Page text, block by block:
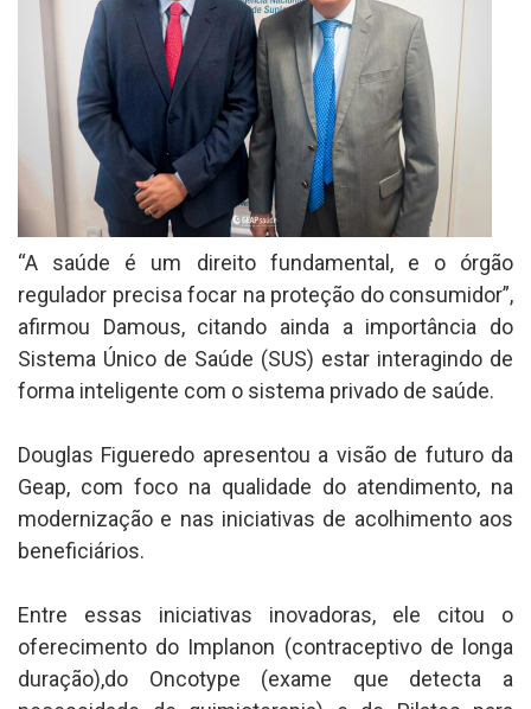
“A saúde é um direito fundamental, e o órgão
regulador precisa focar na proteção do consumidor”,
afirmou Damous, citando ainda a importância do
Sistema Único de Saúde (SUS) estar interagindo de
forma inteligente com o sistema privado de saúde.
Douglas Figueredo apresentou a visão de futuro da
Geap, com foco na qualidade do atendimento, na
modernização e nas iniciativas de acolhimento aos
beneficiários.
Entre essas iniciativas inovadoras, ele citou o
oferecimento do Implanon (contraceptivo de longa
duração),do Oncotype (exame que detecta a